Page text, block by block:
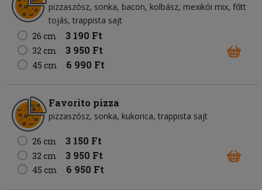
pizzaszósz sonka bacon kolbász mexikói mix főtt
tojás trappista sajt
26 cm
3 190 Ft
32 cm 3 950 Ft
45 cm 6 990 Ft
Favorito pizza
pizzaszósz sonka kukorica trappista sajt
26 cm 3 150 Ft
32 cm 3 950 Ft
45 cm 6 950 Ft